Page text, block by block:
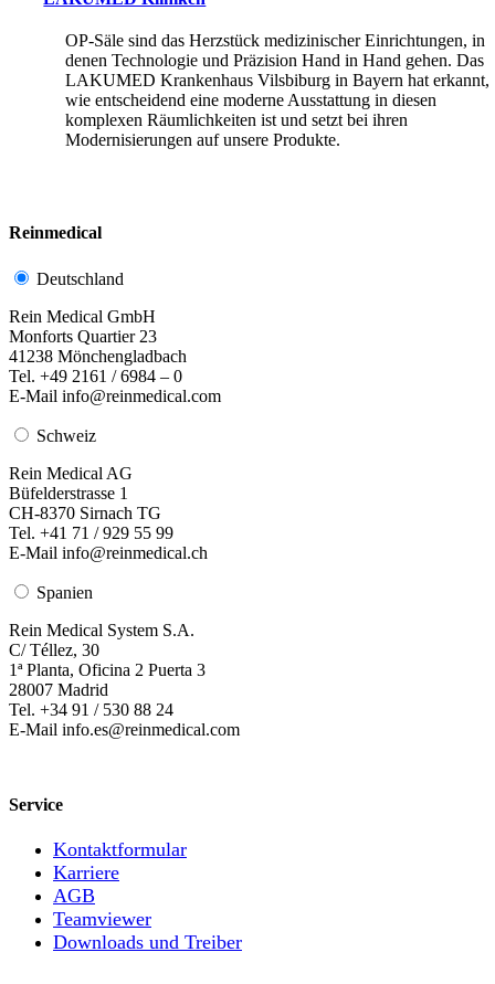
OP-Säle sind das Herzstück medizinischer Einrichtungen, in
denen Technologie und Präzision Hand in Hand gehen. Das
LAKUMED Krankenhaus Vilsbiburg in Bayern hat erkannt,
wie entscheidend eine moderne Ausstattung in diesen
komplexen Räumlichkeiten ist und setzt bei ihren
Modernisierungen auf unsere Produkte.
Reinmedical
Deutschland
Rein Medical GmbH
Monforts Quartier 23
41238 Mönchengladbach
Tel. +49 2161 / 6984 – 0
E-Mail info@reinmedical.com
Schweiz
Rein Medical AG
Büfelderstrasse 1
CH-8370 Sirnach TG
Tel. +41 71 / 929 55 99
E-Mail info@reinmedical.ch
Spanien
Rein Medical System S.A.
C/ Téllez, 30
1ª Planta, Oficina 2 Puerta 3
28007 Madrid
Tel. +34 91 / 530 88 24
E-Mail info.es@reinmedical.com
Service
Kontaktformular
Karriere
AGB
Teamviewer
Downloads und Treiber